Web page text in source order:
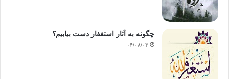
چگونه به آثار استغفار دست بیابیم؟
۰۴/۰۸/۰۳